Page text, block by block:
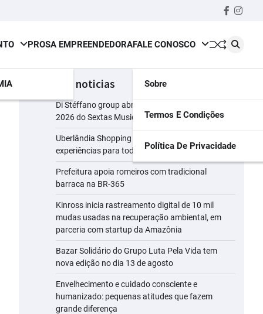
PROSA EMPREENDEDORAFALE CONOSCO
Sobre
Termos E Condições
Política De Privacidade
últimas noticias
Di Stéffano group abre a segunda temporada de
2026 do Sextas Musicais
Uberlândia Shopping reúne presentes e
experiências para todos os perfis de pais
Prefeitura apoia romeiros com tradicional
barraca na BR-365
Kinross inicia rastreamento digital de 10 mil
mudas usadas na recuperação ambiental, em
parceria com startup da Amazônia
Bazar Solidário do Grupo Luta Pela Vida tem
nova edição no dia 13 de agosto
Envelhecimento e cuidado consciente e
humanizado: pequenas atitudes que fazem
grande diferença